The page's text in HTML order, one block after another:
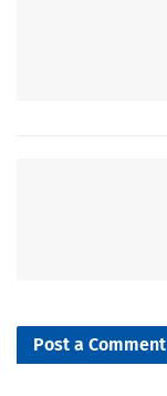
Post a Comment